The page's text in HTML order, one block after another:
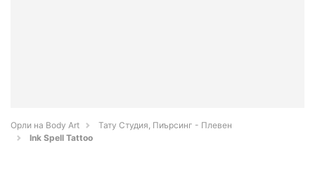
Орли на Body Art
Тату Студия, Пиърсинг - Плевен
Ink Spell Tattoo